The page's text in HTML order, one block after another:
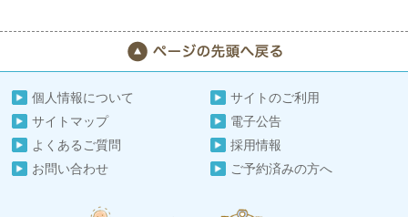
個人情報について
サイトのご利用
サイトマップ
電子公告
よくあるご質問
採用情報
お問い合わせ
ご予約済みの方へ